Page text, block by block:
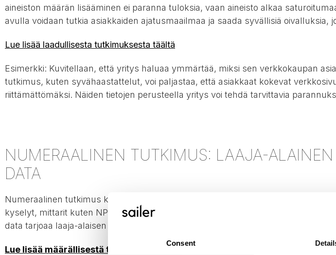
Consent
aineiston määrän lisääminen ei paranna tuloksia, vaan aineisto alkaa
avulla voidaan tutkia asiakkaiden ajatusmaailmaa ja saada syvällisiä oivalluksia,
Lue lisää laadullisesta tutkimuksesta täältä
Esimerkki: Kuvitellaan, että yritys haluaa ymmärtää, miksi sen verkkokaupan
tutkimus, kuten syvähaastattelut, voi paljastaa, että asiakkaat kokevat
riittämättömäksi. Näiden tietojen perusteella yritys voi tehdä tarvittavia
NUMERAALINEN TUTKIMUS: LAAJA-ALAINEN
DATA
Numeraalinen tutkimus keskittyy keräämään kvantitatiivista dataa, jota voidaan
kyselyt, mittarit kuten NPS (Net Promoter Score), CSAT (Customer Satisfaction
data tarjoaa laaja-alaisen kuvan asiakaskunnan yleisistä mieltymyksistä ja
Lue lisää määrällisestä tutkimuksesta täältä